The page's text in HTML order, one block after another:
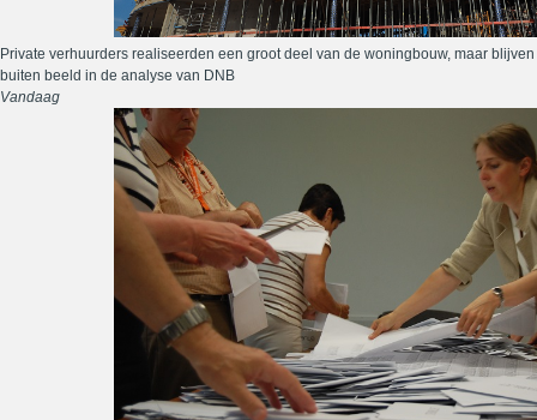
Private verhuurders realiseerden een groot deel van de woningbouw, maar blijven
buiten beeld in de analyse van DNB
Vandaag